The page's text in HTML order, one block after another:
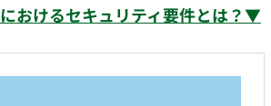
おけるセキュリティ要件とは？▼